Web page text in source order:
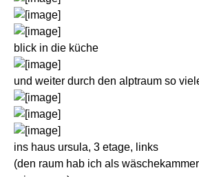
blick in die küche
und weiter durch den alptraum so
ins haus ursula, 3 etage, links
(den raum hab ich als